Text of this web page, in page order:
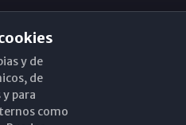
Málaga
y de
de
para
como